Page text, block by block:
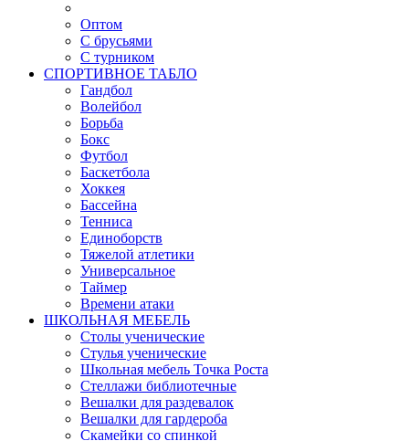
Оптом
С брусьями
С турником
СПОРТИВНОЕ ТАБЛО
Гандбол
Волейбол
Борьба
Бокс
Футбол
Баскетбола
Хоккея
Бассейна
Тенниса
Единоборств
Тяжелой атлетики
Универсальное
Таймер
Времени атаки
ШКОЛЬНАЯ МЕБЕЛЬ
Столы ученические
Стулья ученические
Школьная мебель Точка Роста
Стеллажи библиотечные
Вешалки для раздевалок
Вешалки для гардероба
Скамейки со спинкой